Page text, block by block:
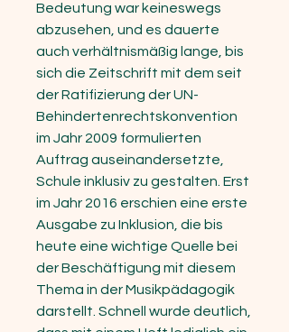
Bedeutung war keineswegs
abzusehen, und es dauerte
auch verhältnismäßig lange, bis
sich die Zeitschrift mit dem seit
der Ratifizierung der UN-
Behindertenrechtskonvention
im Jahr 2009 formulierten
Auftrag auseinandersetzte,
Schule inklusiv zu gestalten. Erst
im Jahr 2016 erschien eine erste
Ausgabe zu Inklusion, die bis
heute eine wichtige Quelle bei
der Beschäftigung mit diesem
Thema in der Musikpädagogik
darstellt. Schnell wurde deutlich,